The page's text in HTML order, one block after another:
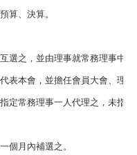
算、決算。
選之，並由理事就常務理事中
表本會，並擔任會員大會、理
定常務理事一人代理之，未指
個月內補選之。